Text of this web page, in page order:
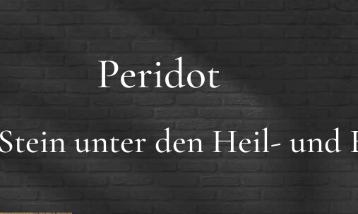
Peridot
unter den Heil- und